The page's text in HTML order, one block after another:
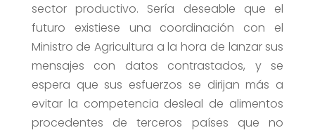
sector productivo. Sería deseable que el
futuro existiese una coordinación con el
Ministro de Agricultura a la hora de lanzar sus
mensajes con datos contrastados, y se
espera que sus esfuerzos se dirijan más a
evitar la competencia desleal de alimentos
procedentes de terceros países que no